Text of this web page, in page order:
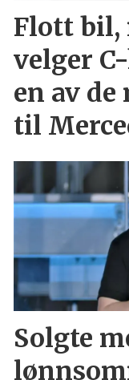
Flott bil,
velger
en av de
til
Solgte